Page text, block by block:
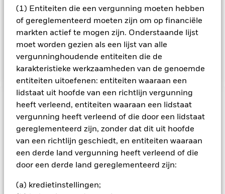
(1) Entiteiten die een vergunning moeten hebben
of gereglementeerd moeten zijn om op financiële
markten actief te mogen zijn. Onderstaande lijst
moet worden gezien als een lijst van alle
vergunninghoudende entiteiten die de
karakteristieke werkzaamheden van de genoemde
entiteiten uitoefenen: entiteiten waaraan een
lidstaat uit hoofde van een richtlijn vergunning
heeft verleend, entiteiten waaraan een lidstaat
vergunning heeft verleend of die door een lidstaat
gereglementeerd zijn, zonder dat dit uit hoofde
van een richtlijn geschiedt, en entiteiten waaraan
een derde land vergunning heeft verleend of die
door een derde land gereglementeerd zijn:
(a) kredietinstellingen;
meer onderliggende activa). Het Fonds verkrijgt posities in
deze beleggingsklassen door beleggingen in andere
exchange-traded funds en andere indexfondsen. Indien
gepast geacht kan het fonds ook direct beleggen in VRR-
effecten, GMI's, cash en deposito's.
BELANGRIJKE GEGEVENS: Kapitaalrisico.De waarde en
het rendement van beleggingen kunnen dalen en stijgen, en
zijn niet gegarandeerd. Beleggers verliezen mogelijk hun
oorspronkelijke inleg.
Kredietrisico, wijzigingen van rentevoeten en/of de
wanbetalingsquote van emittenten hebben een aanzienlijk
of werkelijke verlagingen van de kredietrating kunnen het
risiconiveau verhogen. Valutarisico: Het Fonds belegt in